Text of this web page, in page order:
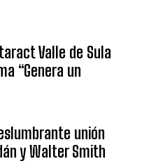
Valle de Sula
“Genera un
unión
y Walter Smith